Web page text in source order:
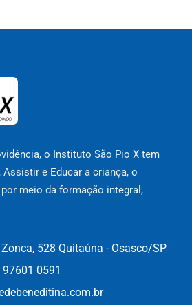
o Instituto São Pio X tem
e Educar a criança, o
meio da formação integral,
528 Quitaúna - Osasco/SP
0591